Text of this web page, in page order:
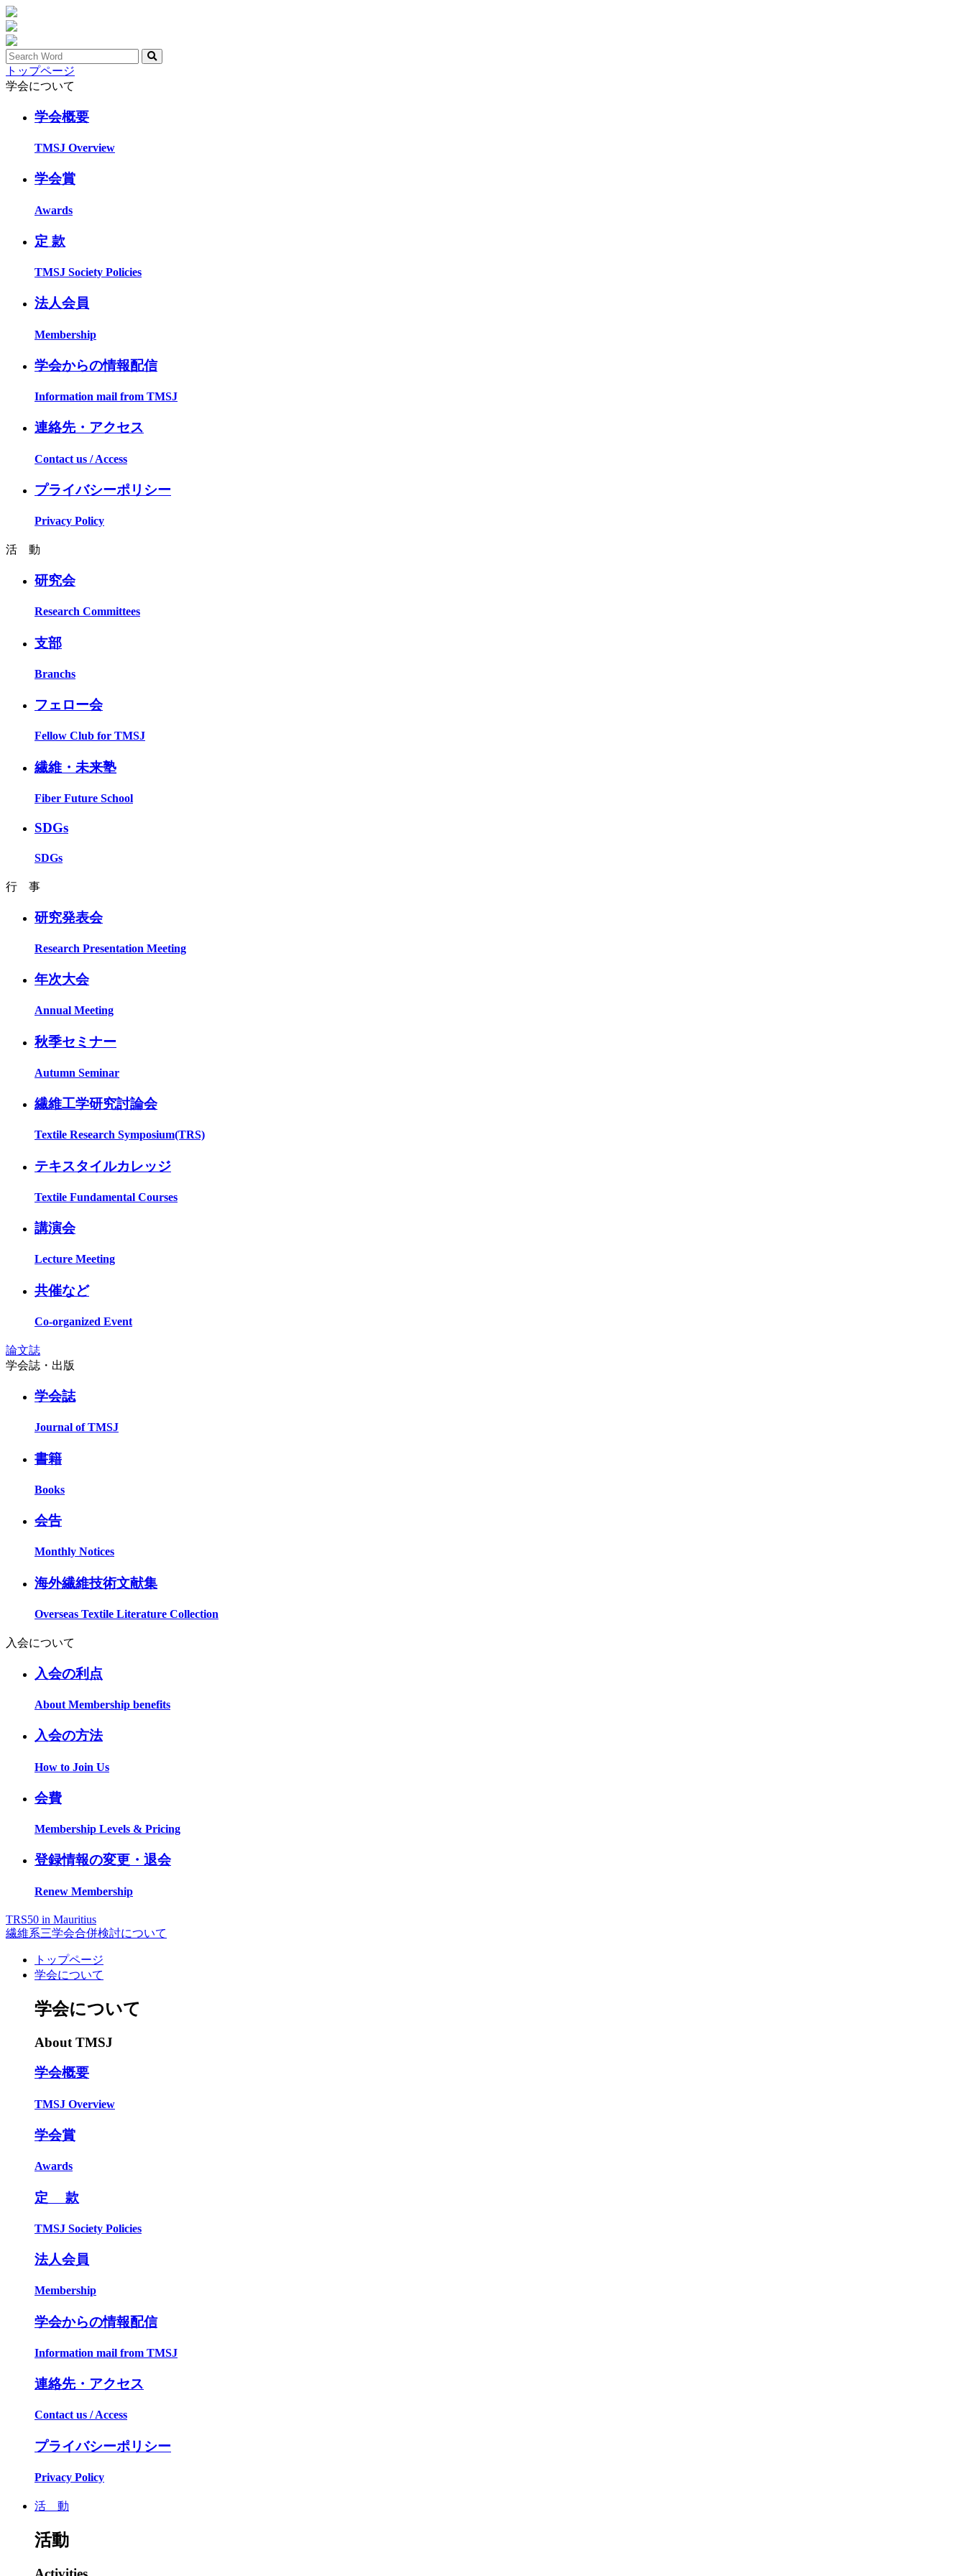
トップページ
学会について
学会概要
TMSJ Overview
学会賞
Awards
定 款
TMSJ Society Policies
法人会員
Membership
学会からの情報配信
Information mail from TMSJ
連絡先・アクセス
Contact us / Access
プライバシーポリシー
Privacy Policy
活 動
研究会
Research Committees
支部
Branchs
フェロー会
Fellow Club for TMSJ
繊維・未来塾
Fiber Future School
SDGs
SDGs
行 事
研究発表会
Research Presentation Meeting
年次大会
Annual Meeting
秋季セミナー
Autumn Seminar
繊維工学研究討論会
Textile Research Symposium(TRS)
テキスタイルカレッジ
Textile Fundamental Courses
講演会
Lecture Meeting
共催など
Co-organized Event
論文誌
学会誌・出版
学会誌
Journal of TMSJ
書籍
Books
会告
Monthly Notices
海外繊維技術文献集
Overseas Textile Literature Collection
入会について
入会の利点
About Membership benefits
入会の方法
How to Join Us
会費
Membership Levels & Pricing
登録情報の変更・退会
Renew Membership
TRS50 in Mauritius
繊維系三学会合併検討について
トップページ
学会について
学会について
About TMSJ
学会概要
TMSJ Overview
学会賞
Awards
定 款
TMSJ Society Policies
法人会員
Membership
学会からの情報配信
Information mail from TMSJ
連絡先・アクセス
Contact us / Access
プライバシーポリシー
Privacy Policy
活 動
活動